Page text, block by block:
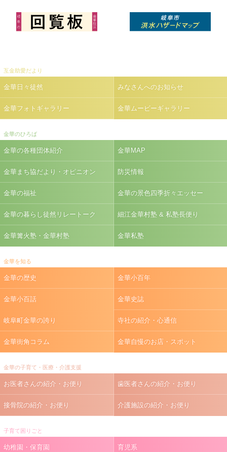
互金助愛だより
金華日々徒然 みなさんへのお知らせ
金華フォトギャラリー 金華ムービーギャラリー
金華のひろば
金華の各種団体紹介 金華MAP
金華まち協だより・オピニオン 防災情報
金華の福祉 金華の景色四季折々エッセー
金華の暮らし徒然リレートーク 細江金華村塾 & 私塾長便り
金華篝火塾・金華村塾 金華私塾
金華を知る
金華の歴史 金華小百年
金華小百話 金華史誌
岐阜町金華の誇り 寺社の紹介・心通信
金華街角コラム 金華自慢のお店・スポット
金華の子育て・医療・介護支援
お医者さんの紹介・お便り 歯医者さんの紹介・お便り
接骨院の紹介・お便り 介護施設の紹介・お便り
子育て困りごと
幼稚園・保育園 育児系